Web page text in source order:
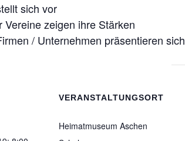
sich vor
Vereine zeigen ihre Stärken
/ Unternehmen präsentieren sich
VERANSTALTUNGSORT
Heimatmuseum Aschen